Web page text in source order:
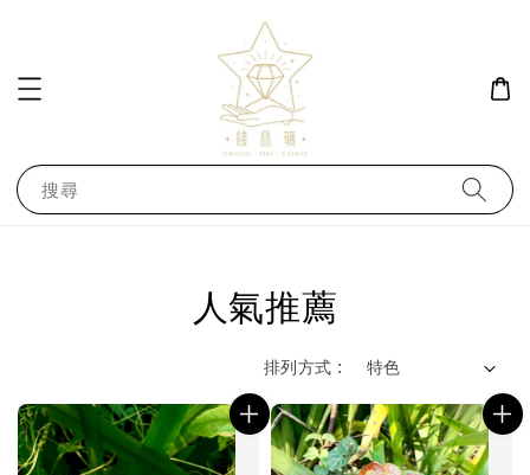
搜尋
人氣推薦
排列方式 :